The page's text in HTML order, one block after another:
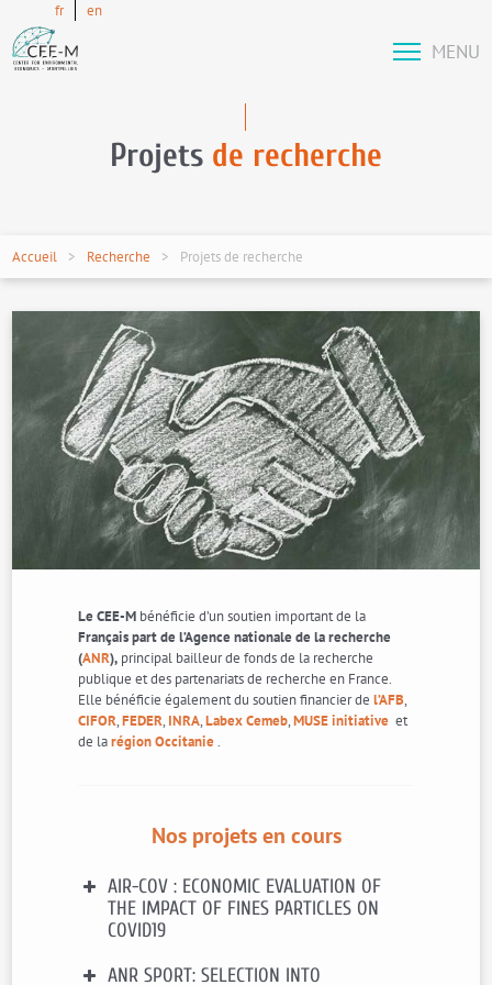
fr en
MENU
Projets de recherche
Accueil Recherche Projets de recherche
Le CEE-M bénéficie d’un soutien important de la
Français part de l’Agence nationale de la recherche
(ANR), principal bailleur de fonds de la recherche
publique et des partenariats de recherche en France.
Elle bénéficie également du soutien financier del’AFB,
CIFOR,FEDER, INRA,Labex Cemeb,MUSE initiative et
de larégion Occitanie.
Nos projets en cours
AIR-COV : ECONOMIC EVALUATION OF
THE IMPACT OF FINES PARTICLES ON
COVID19
Financement
: ADEME
ANR SPORT: SELECTION INTO